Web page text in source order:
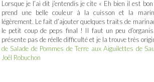
Lorsque je l’ai dit j’entendis je cite « Eh bien il est
prend une belle couleur à la cuisson et la
légèrement. Le fait d’ajouter quelques traits de
le petit coup de peps final ! Il faut un peu
présente pas de réelle difficulté et je la trouve très
de Salade de Pommes de Terre aux Aiguilettes de
Joël Robuchon